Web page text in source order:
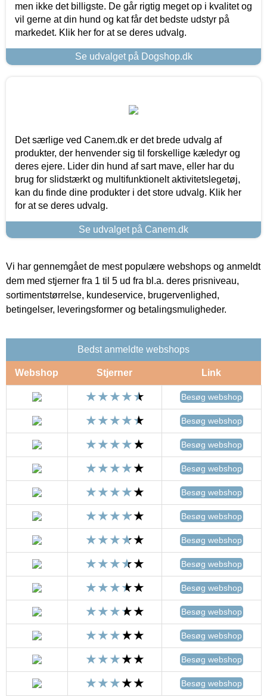
men ikke det billigste. De går rigtig meget op i kvalitet og
vil gerne at din hund og kat får det bedste udstyr på
markedet. Klik her for at se deres udvalg.
Se udvalget på Dogshop.dk
Det særlige ved Canem.dk er det brede udvalg af
produkter, der henvender sig til forskellige kæledyr og
deres ejere. Lider din hund af sart mave, eller har du
brug for slidstærkt og multifunktionelt aktivitetslegetøj,
kan du finde dine produkter i det store udvalg. Klik her
for at se deres udvalg.
Se udvalget på Canem.dk
Vi har gennemgået de mest populære webshops og anmeldt
dem med stjerner fra 1 til 5 ud fra bl.a. deres prisniveau,
sortimentstørrelse, kundeservice, brugervenlighed,
betingelser, leveringsformer og betalingsmuligheder.
Bedst anmeldte webshops
Webshop Stjerner Link
Besøg webshop
Besøg webshop
Besøg webshop
Besøg webshop
Besøg webshop
Besøg webshop
Besøg webshop
Besøg webshop
Besøg webshop
Besøg webshop
Besøg webshop
Besøg webshop
Besøg webshop